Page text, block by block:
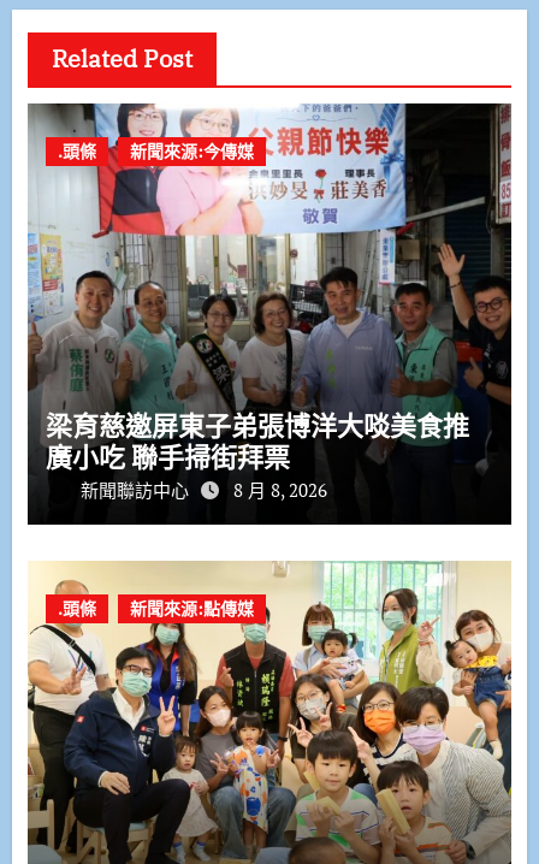
Related Post
.頭條 新聞來源:今傳媒
梁育慈邀屏東子弟張博洋大啖美食推
廣小吃 聯手掃街拜票
新聞聯訪中心 8 月 8, 2026
.頭條 新聞來源:點傳媒